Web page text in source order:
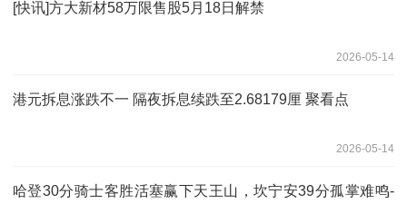
[快讯]方大新材58万限售股5月18日解禁
2026-05-14
港元拆息涨跌不一 隔夜拆息续跌至2.68179厘 聚看点
2026-05-14
哈登30分骑士客胜活塞赢下天王山，坎宁安39分孤掌难鸣-